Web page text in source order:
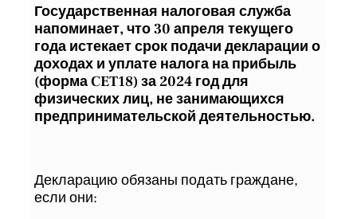
Государственная налоговая служба
напоминает, что 30 апреля текущего
года истекает срок подачи декларации о
доходах и уплате налога на прибыль
(форма CET18) за 2024 год для
физических лиц, не занимающихся
предпринимательской деятельностью.
Декларацию обязаны подать граждане,
если они: